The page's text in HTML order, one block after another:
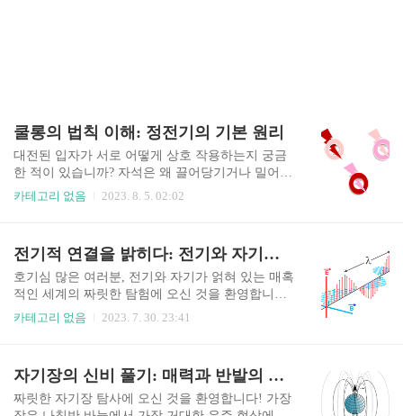
쿨롱의 법칙 이해: 정전기의 기본 원리
대전된 입자가 서로 어떻게 상호 작용하는지 궁금
한 적이 있습니까? 자석은 왜 끌어당기거나 밀어내
나요? 이러한 현상의 배후에 있는 힘은 무엇입니
동을 지배하는 이 놀라운 법칙 뒤에 숨겨진 비밀을
밝혀낼 것입니다. 물리학 애호가이든 우주를 형성
하는 힘에 대한 호기심이든 관계없이 쿨롱의 법칙
을 이해하기 위한 여정을 시작하십시오. 쿨롱의 법
칙의 본질 핵심에서 쿨롱의 법칙은 전하 간의 상호
형태로 나타납니다. 전하가 각각 전하를 운반하는
작은 메신저라고 상상해 보십시오. 이들..
카테고리 없음 2023. 8. 5. 02:02
전기적 연결을 밝히다: 전기와 자기의 통합
호기심 많은 여러분, 전기와 자기가 얽혀 있는 매혹
적인 세계의 짜릿한 탐험에 오신 것을 환영합니다!
이 블로그에서 우리는 이 두 가지 근본적인 자연의
연결하는 여정을 시작합시다. 자, 안전벨트를 매고
짜릿한 전자기학의 영역을 스릴 넘치는 여행을 떠
카테고리 없음 2023. 7. 30. 23:41
자기장의 신비 풀기: 매력과 반발의 영역으로의 매혹적인 여행
짜릿한 자기장 탐사에 오신 것을 환영합니다! 가장